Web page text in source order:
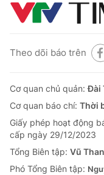
Theo dõi báo trên
Cơ quan chủ quản:Đài
Cơ quan báo chí: Thời
Giấy phép hoạt động
cấp ngày 29/12/2023
Tổng Biên tập: Vũ
Phó Tổng Biên tập: